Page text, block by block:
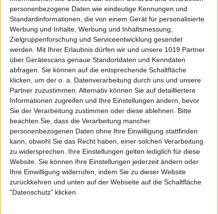
personenbezogene Daten wie eindeutige Kennungen und
Standardinformationen, die von einem Gerät für personalisierte
Werbung und Inhalte, Werbung und Inhaltsmessung,
Zielgruppenforschung und Serviceentwicklung gesendet
werden.
Mit Ihrer Erlaubnis dürfen wir und unsere 1019 Partner
über Gerätescans genaue Standortdaten und Kenndaten
abfragen. Sie können auf die entsprechende Schaltfläche
klicken, um der o. a. Datenverarbeitung durch uns und unsere
Partner zuzustimmen. Alternativ können Sie auf detailliertere
Informationen zugreifen und Ihre Einstellungen ändern, bevor
Sie der Verarbeitung zustimmen oder diese ablehnen.
Bitte
beachten Sie, dass die Verarbeitung mancher
personenbezogenen Daten ohne Ihre Einwilligung stattfinden
kann, obwohl Sie das Recht haben, einer solchen Verarbeitung
zu widersprechen. Ihre Einstellungen gelten lediglich für diese
Website. Sie können Ihre Einstellungen jederzeit ändern oder
Ihre Einwilligung widerrufen, indem Sie zu dieser Website
zurückkehren und unten auf der Webseite auf die Schaltfläche
"Datenschutz" klicken.